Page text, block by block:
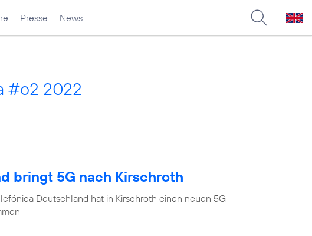
Presse News
#o2 2022
bringt 5G nach Kirschroth
Deutschland hat in Kirschroth einen neuen 5G-